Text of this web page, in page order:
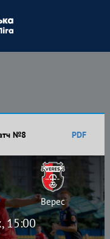
№8 PDF
15:00
Верес